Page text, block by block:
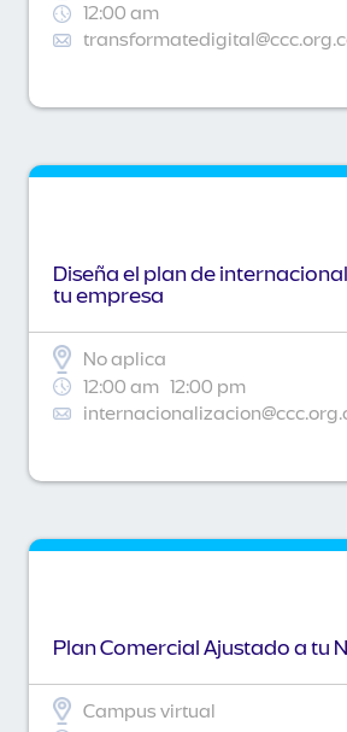
12:00 am
Diseña el plan de
tu empresa
No aplica
12:00 am 12:00 pm
Plan Comercial Ajustado a tu
Campus virtual